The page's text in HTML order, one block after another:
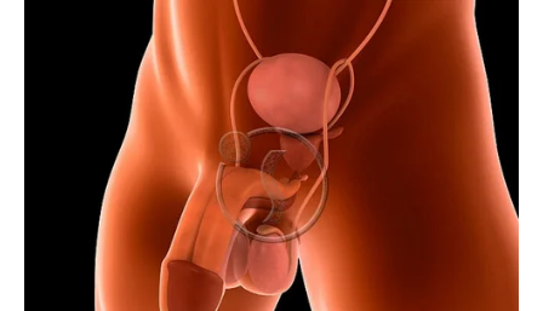
Mnogi Ovnovi će tokom narednog perioda osjetiti veliko
olakšanje jer će se finansijska situacija početi popravljati
mnogo brže nego što trenutno očekuju.
Ono što je najvažnije jeste da ne odustanete baš sada.
OSOBA KOJA VAM ŽELI DOBRO
IGRA VAŽNU ULOGU